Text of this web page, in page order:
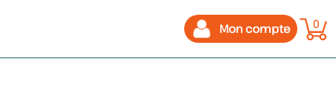
Mon compte 0